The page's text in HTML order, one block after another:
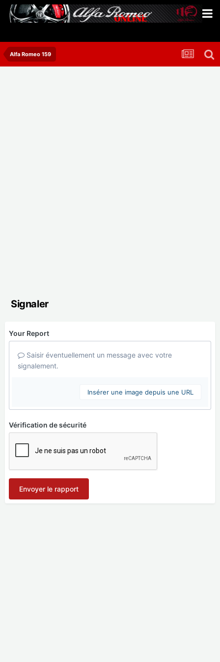
Alfa Romeo 159
Signaler
Your Report
Saisir éventuellement un message avec votre
signalement.
Insérer une image depuis une URL
Vérification de sécurité
Envoyer le rapport